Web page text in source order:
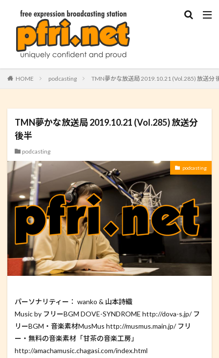
HOME podcasting TMN夢かな放送局 2019.10.21 (Vol.285) 放送分
TMN夢かな放送局 2019.10.21 (Vol.285) 放送分
後半
podcasting
podcasting
パーソナリティー： wanko & 山本詩織
Music by フリーBGM DOVE-SYNDROME http://dova-s.jp/ フ
リーBGM・音楽素材MusMus http://musmus.main.jp/ フリ
ー・無料の音楽素材「甘茶の音楽工房」
http://amachamusic.chagasi.com/index.html